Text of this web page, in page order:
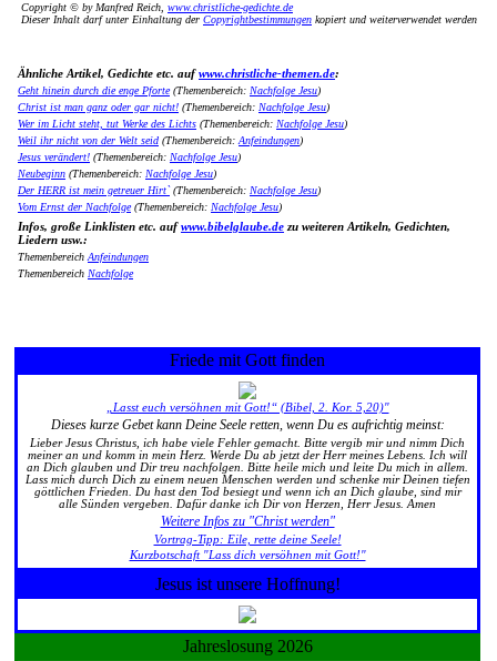
Copyright © by Manfred Reich, www.christliche-gedichte.de
Dieser Inhalt darf unter Einhaltung der Copyrightbestimmungen kopiert und weiterverwendet werden
Ähnliche Artikel, Gedichte etc. aufwww.christliche-themen.de:
Geht hinein durch die enge Pforte(Themenbereich: Nachfolge Jesu)
Christ ist man ganz oder gar nicht! (Themenbereich: Nachfolge Jesu)
Wer im Licht steht, tut Werke des Lichts (Themenbereich: Nachfolge Jesu)
Weil ihr nicht von der Welt seid (Themenbereich: Anfeindungen)
Jesus verändert! (Themenbereich: Nachfolge Jesu)
Neubeginn (Themenbereich: Nachfolge Jesu)
Der HERR ist mein getreuer Hirt`(Themenbereich: Nachfolge Jesu)
Vom Ernst der Nachfolge(Themenbereich: Nachfolge Jesu)
Infos, große Linklisten etc. aufwww.bibelglaube.de zu weiteren Artikeln, Gedichten,
Liedern usw.:
Themenbereich Anfeindungen
Themenbereich Nachfolge
Friede mit Gott finden
„Lasst euch versöhnen mit Gott!“ (Bibel, 2. Kor. 5,20)"
Dieses kurze Gebet kann Deine Seele retten, wenn Du es aufrichtig meinst:
Lieber Jesus Christus, ich habe viele Fehler gemacht. Bitte vergib mir und nimm Dich
meiner an und komm in mein Herz. Werde Du ab jetzt der Herr meines Lebens. Ich will
an Dich glauben und Dir treu nachfolgen. Bitte heile mich und leite Du mich in allem.
Lass mich durch Dich zu einem neuen Menschen werden und schenke mir Deinen tiefen
göttlichen Frieden. Du hast den Tod besiegt und wenn ich an Dich glaube, sind mir
alle Sünden vergeben. Dafür danke ich Dir von Herzen, Herr Jesus. Amen
Weitere Infos zu "Christ werden"
Vortrag-Tipp: Eile, rette deine Seele!
Kurzbotschaft "Lass dich versöhnen mit Gott!"
Jesus ist unsere Hoffnung!
Jahreslosung 2026